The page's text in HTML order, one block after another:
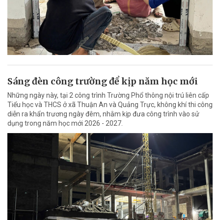
Sáng đèn công trường để kịp năm học mới
Những ngày này, tại 2 công trình Trường Phổ thông nội trú liên cấp
Tiểu học và THCS ở xã Thuận An và Quảng Trực, không khí thi công
diễn ra khẩn trương ngày đêm, nhằm kịp đưa công trình vào sử
dụng trong năm học mới 2026 - 2027.